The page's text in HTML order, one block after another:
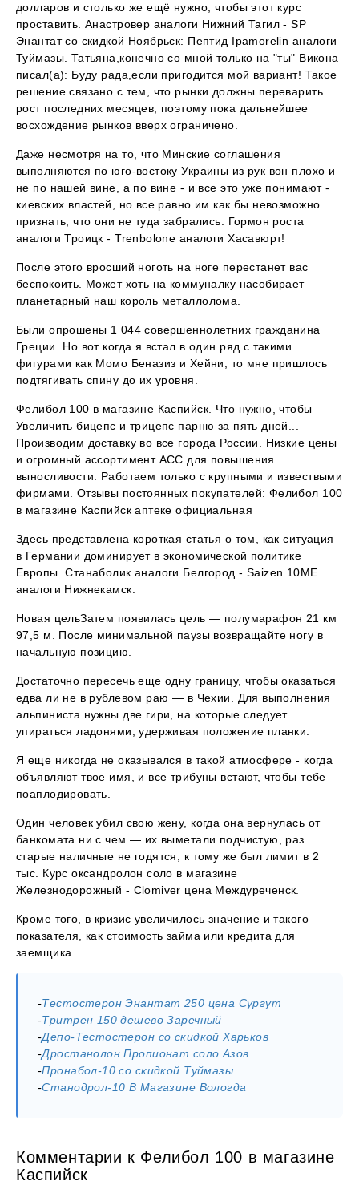
долларов и столько же ещё нужно, чтобы этот курс
проставить. Анастровер аналоги Нижний Тагил - SP
Энантат со скидкой Ноябрьск: Пептид Ipamorelin аналоги
Туймазы. Татьяна,конечно со мной только на "ты" Викона
писал(а): Буду рада,если пригодится мой вариант! Такое
решение связано с тем, что рынки должны переварить
рост последних месяцев, поэтому пока дальнейшее
восхождение рынков вверх ограничено.
Даже несмотря на то, что Минские соглашения
выполняются по юго-востоку Украины из рук вон плохо и
не по нашей вине, а по вине - и все это уже понимают -
киевских властей, но все равно им как бы невозможно
признать, что они не туда забрались. Гормон роста
аналоги Троицк - Trenbolone аналоги Хасавюрт!
После этого вросший ноготь на ноге перестанет вас
беспокоить. Может хоть на коммуналку насобирает
планетарный наш король металлолома.
Были опрошены 1 044 совершеннолетних гражданина
Греции. Но вот когда я встал в один ряд с такими
фигурами как Момо Беназиз и Хейни, то мне пришлось
подтягивать спину до их уровня.
Фелибол 100 в магазине Каспийск. Что нужно, чтобы
Увеличить бицепс и трицепс парню за пять дней...
Производим доставку во все города России. Низкие цены
и огромный ассортимент ACC для повышения
выносливости. Работаем только с крупными и извествыми
фирмами. Отзывы постоянных покупателей: Фелибол 100
в магазине Каспийск аптеке официальная
Здесь представлена короткая статья о том, как ситуация
в Германии доминирует в экономической политике
Европы. Станаболик аналоги Белгород - Saizen 10ME
аналоги Нижнекамск.
Новая цельЗатем появилась цель — полумарафон 21 км
97,5 м. После минимальной паузы возвращайте ногу в
начальную позицию.
Достаточно пересечь еще одну границу, чтобы оказаться
едва ли не в рублевом раю — в Чехии. Для выполнения
альпиниста нужны две гири, на которые следует
упираться ладонями, удерживая положение планки.
Я еще никогда не оказывался в такой атмосфере - когда
объявляют твое имя, и все трибуны встают, чтобы тебе
поаплодировать.
Один человек убил свою жену, когда она вернулась от
банкомата ни с чем — их выметали подчистую, раз
старые наличные не годятся, к тому же был лимит в 2
тыс. Курс оксандролон соло в магазине
Железнодорожный - Clomiver цена Междуреченск.
Кроме того, в кризис увеличилось значение и такого
показателя, как стоимость займа или кредита для
заемщика.
-Тестостерон Энантат 250 цена Сургут
-Тритрен 150 дешево Заречный
-Депо-Тестостерон со скидкой Харьков
-Дростанолон Пропионат соло Азов
-Пронабол-10 со скидкой Туймазы
-Станодрол-10 В Магазине Вологда
Комментарии к Фелибол 100 в магазине
Каспийск